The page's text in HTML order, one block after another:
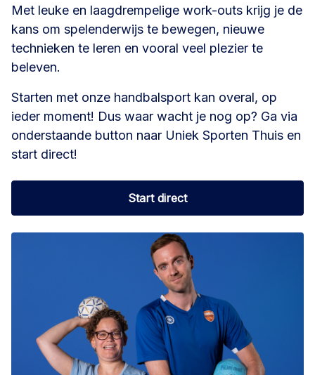
Met leuke en laagdrempelige work-outs krijg je de
kans om spelenderwijs te bewegen, nieuwe
technieken te leren en vooral veel plezier te
beleven.
Starten met onze handbalsport kan overal, op
ieder moment! Dus waar wacht je nog op? Ga via
onderstaande button naar Uniek Sporten Thuis en
start direct!
Start direct